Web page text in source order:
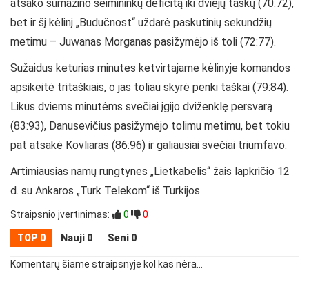
atsako sumažino šeimininkų deficitą iki dviejų taškų (70:72),
bet ir šį kėlinį „Budučnost“ uždarė paskutinių sekundžių
metimu – Juwanas Morganas pasižymėjo iš toli (72:77).
Sužaidus keturias minutes ketvirtajame kėlinyje komandos
apsikeitė tritaškiais, o jas toliau skyrė penki taškai (79:84).
Likus dviems minutėms svečiai įgijo dviženklę persvarą
(83:93), Danusevičius pasižymėjo tolimu metimu, bet tokiu
pat atsakė Kovliaras (86:96) ir galiausiai svečiai triumfavo.
Artimiausias namų rungtynes „Lietkabelis“ žais lapkričio 12
d. su Ankaros „Turk Telekom“ iš Turkijos.
Straipsnio įvertinimas: 0 0
TOP 0 Nauji 0 Seni 0
Komentarų šiame straipsnyje kol kas nėra...